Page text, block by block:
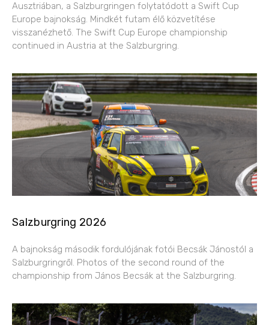
Ausztriában, a Salzburgringen folytatódott a Swift Cup
Europe bajnokság. Mindkét futam élő közvetítése
visszanézhető. The Swift Cup Europe championship
continued in Austria at the Salzburgring.
Salzburgring 2026
A bajnokság második fordulójának fotói Becsák Jánostól a
Salzburgringről. Photos of the second round of the
championship from János Becsák at the Salzburgring.